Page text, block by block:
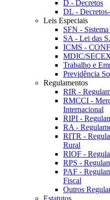
D - Decretos
DL -
Leis Especiais
SFN -
SA - Lei das
ICMS -
MDIC/
Trabalho e
Previdência
Regulamentos
RIR -
RMCCI -
Internacional
RIPI -
RA -
RITR -
Rural
RIOF -
RPS -
PAF -
Fiscal
Outros